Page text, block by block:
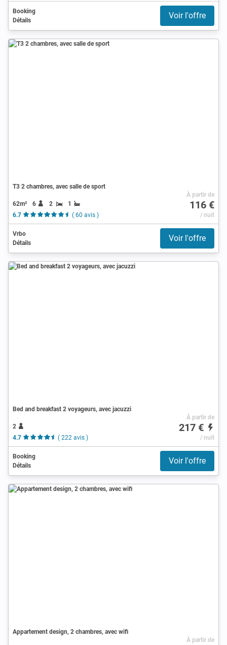
Booking
Détails
Voir l'offre
T3 2 chambres, avec salle de sport
62m² 6 2
1
6.7
( 60 avis )
À partir de
116 €
/ nuit
Vrbo
Détails
Voir l'offre
Bed and breakfast 2 voyageurs, avec jacuzzi
2
4.7
( 222 avis )
À partir de
217 €
/ nuit
Booking
Détails
Voir l'offre
Appartement design, 2 chambres, avec wifi
À partir de